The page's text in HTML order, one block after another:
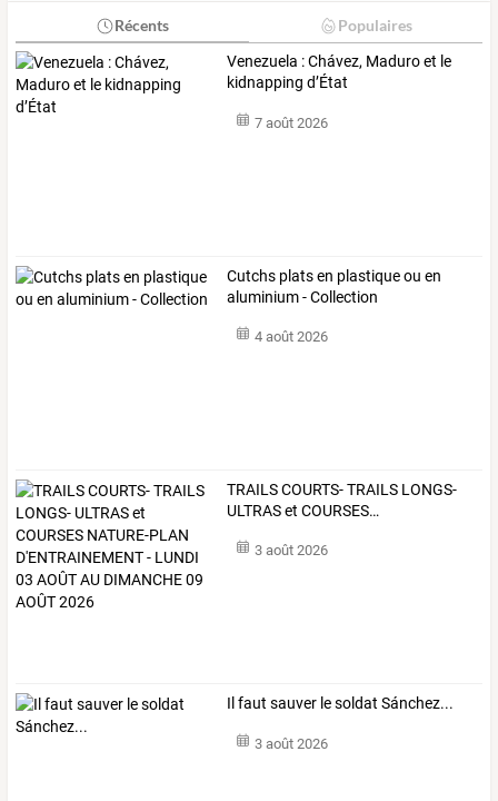
Récents Populaires
Venezuela : Chávez, Maduro et le
kidnapping d’État
7 août 2026
Cutchs plats en plastique ou en
aluminium - Collection
4 août 2026
TRAILSCOURTS-TRAILS LONGS-
ULTRASet COURSES…
3 août 2026
Il faut sauver le soldat Sánchez...
3 août 2026